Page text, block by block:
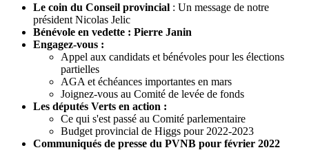
Le coin du Conseil provincial : Un message de notre
président Nicolas Jelic
Bénévole en vedette : Pierre Janin
Engagez-vous :
Appel aux candidats et bénévoles pour les élections
partielles
AGA et échéances importantes en mars
Joignez-vous au Comité de levée de fonds
Les députés Verts en action :
Ce qui s'est passé au Comité parlementaire
Budget provincial de Higgs pour 2022-2023
Communiqués de presse du PVNB pour février 2022